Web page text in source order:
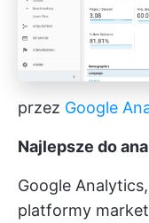
przez Google
Najlepsze do
Google
platformy